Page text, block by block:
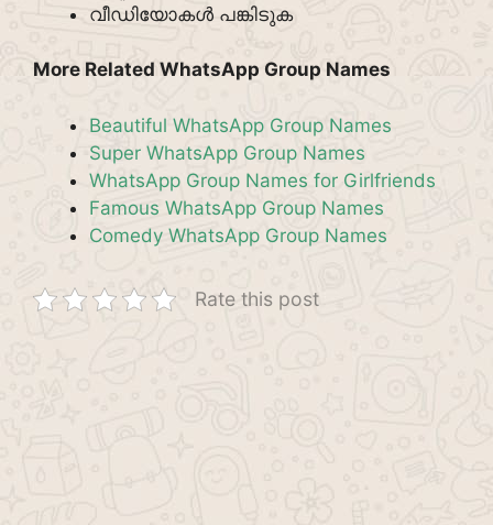
വീഡിയോകൾ പങ്കിടുക
More Related WhatsApp Group Names
Beautiful WhatsApp Group Names
Super WhatsApp Group Names
WhatsApp Group Names for Girlfriends
Famous WhatsApp Group Names
Comedy WhatsApp Group Names
Rate this post